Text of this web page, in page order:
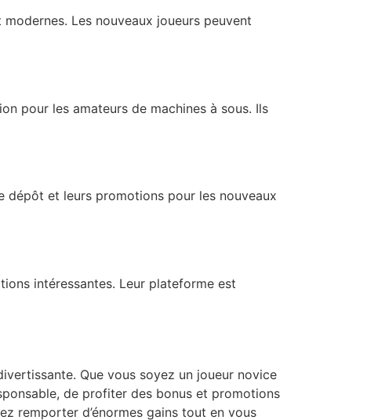
Les nouveaux joueurs peuvent
pour les amateurs de machines à sous. Ils
dépôt et leurs promotions pour les nouveaux
intéressantes. Leur plateforme est
Que vous soyez un joueur novice
de profiter des bonus et promotions
remporter d’énormes gains tout en vous